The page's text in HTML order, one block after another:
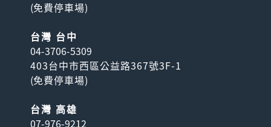
(免費停車場)
台灣 台中
04-3706-5309
403台中市西區公益路367號3F-1
(免費停車場)
台灣 高雄
07-976-9212